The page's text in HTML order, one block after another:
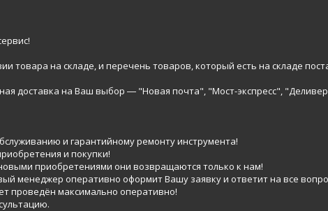
товара на складе, и перечень товаров, который есть на складе
доставка на Ваш выбор ― "Новая почта", "Мост-экспресс",
и гарантийному ремонту инструмента!
и покупки!
приобретениями они возвращаются только к нам!
менеджер оперативно оформит Вашу заявку и ответит на все
проведён максимально оперативно!